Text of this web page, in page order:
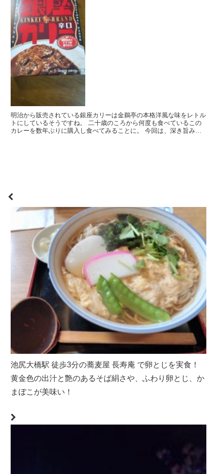
明治から販売されている銀座カリーは金鵜亭の本格洋風な味をレトル
トにしているそうですね。 二十歳のころから何度も食べているこの
カレーを数年ぶりに購入し食べてみることに。 今回は、深き旨みと
池尻大橋駅 徒歩3分の蕎麦屋 長寿庵 で卵とじを実食！
黄金色の出汁と艶のあるそば絹さや、ふわり卵とじ、か
まぼこが美味い！